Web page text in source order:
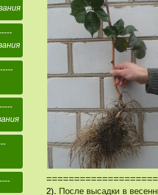
2). После высадки в